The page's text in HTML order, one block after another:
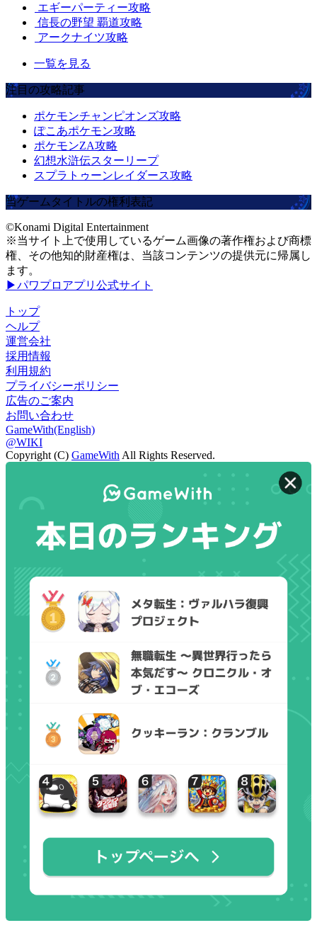
エギーパーティー攻略
信長の野望 覇道攻略
アークナイツ攻略
一覧を見る
注目の攻略記事
ポケモンチャンピオンズ攻略
ぽこあポケモン攻略
ポケモンZA攻略
幻想水滸伝スターリープ
スプラトゥーンレイダース攻略
当ゲームタイトルの権利表記
©Konami Digital Entertainment
※当サイト上で使用しているゲーム画像の著作権および商標
権、その他知的財産権は、当該コンテンツの提供元に帰属し
ます。
▶パワプロアプリ公式サイト
トップ
ヘルプ
運営会社
採用情報
利用規約
プライバシーポリシー
広告のご案内
お問い合わせ
GameWith(English)
@WIKI
Copyright (C) GameWithAll Rights Reserved.